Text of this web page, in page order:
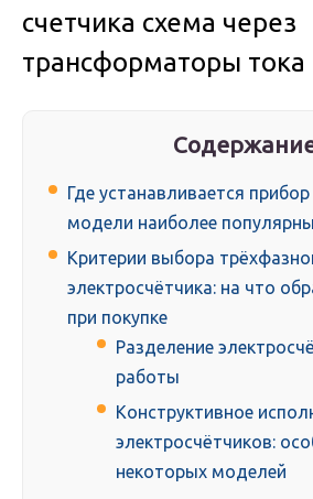
счетчика схема через
трансформаторы тока
Где устанавливается
модели наиболее
Критерии выбора
электросчётчика: на что
при покупке
Разделение
работы
Конструктивное
электросчётчиков:
некоторых моделей